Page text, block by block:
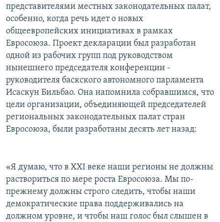
представителями местных законодательных палат,
особенно, когда речь идет о новых
общеевропейских инициативах в рамках
Евросоюза. Проект декларации был разработан
одной из рабочих групп под руководством
нынешнего председателя конференции -
руководителя баскского автономного парламента
Исаскун Бильбао. Она напомнила собравшимся, что
цели организации, объединяющей председателей
региональных законодательных палат стран
Евросоюза, были разработаны десять лет назад:
«Я думаю, что в XXI веке наши регионы не должны
раствориться по мере роста Евросоюза. Мы по-
прежнему должны строго следить, чтобы наши
демократические права поддерживались на
должном уровне, и чтобы наш голос был слышен в